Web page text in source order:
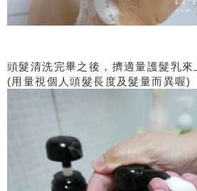
頭髮清洗完畢之後，擠適量護髮乳來
(用量視個人頭髮長度及髮量而異喔)